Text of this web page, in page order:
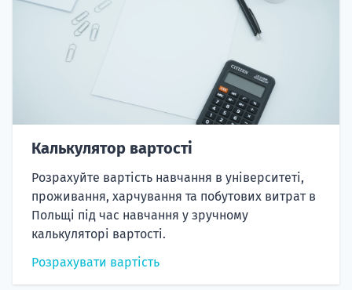
Калькулятор вартості
Розрахуйте вартість навчання в університеті,
проживання, харчування та побутових витрат в
Польщі під час навчання у зручному
калькуляторі вартості.
Розрахувати вартість